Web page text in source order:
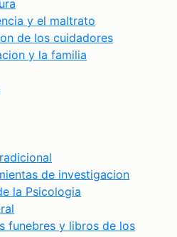
y el maltrato
de los cuidadores
y la familia
de investigacion
la Psicologia
funebres y libros de los